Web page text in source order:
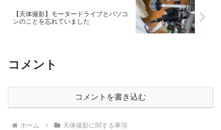
【天体撮影】モータードライブとパソコ
ンのことを忘れていました
コメント
コメントを書き込む
ホーム 天体撮影に関する事項